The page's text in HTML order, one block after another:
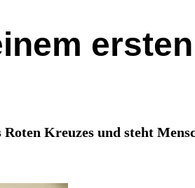
Kreuzes und steht